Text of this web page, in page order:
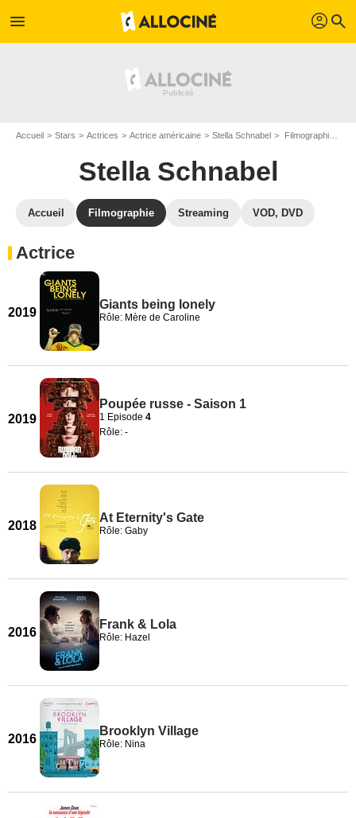
menu profil search
Accueil Stars Actrices Actrice américaine Stella Schnabel Filmographie Stella Schnabel
Stella Schnabel
Accueil Filmographie Streaming VOD, DVD
Actrice
2019
Giants being lonely
Rôle: Mère de Caroline
2019
Poupée russe - Saison 1
1 Episode 4
Rôle: -
2018
At Eternity's Gate
Rôle: Gaby
2016
Frank & Lola
Rôle: Hazel
2016
Brooklyn Village
Rôle: Nina